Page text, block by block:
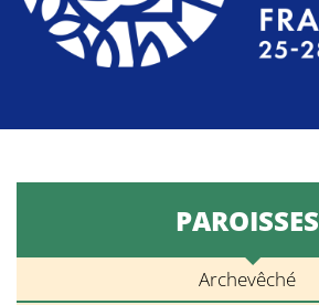
PAROISSES
Archevêché